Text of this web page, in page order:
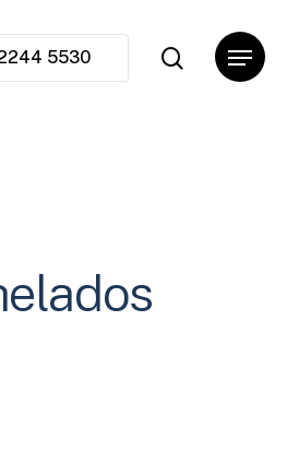
5530
Menu
Close
Cart